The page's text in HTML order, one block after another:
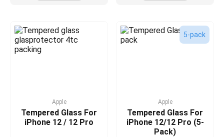
Apple
Tempered Glass For
iPhone 12 / 12 Pro
5-pack
Apple
Tempered Glass For
iPhone 12/12 Pro (5-
Pack)